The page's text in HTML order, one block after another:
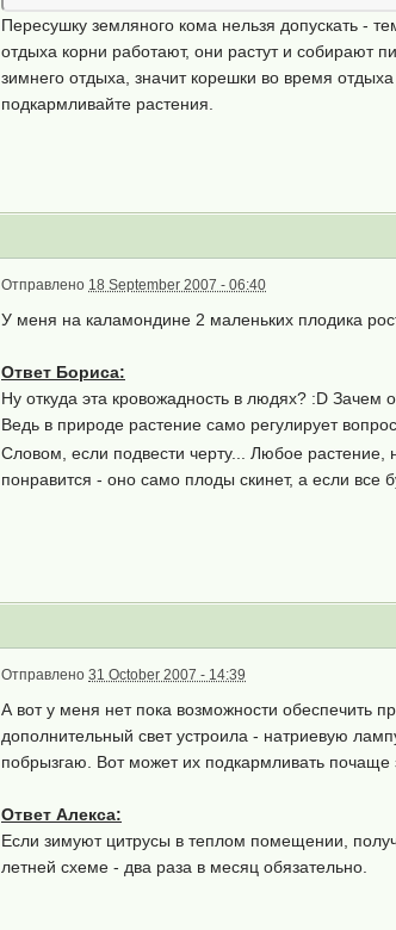
Пересушку земляного кома нельзя допускать -
отдыха корни работают, они растут и собирают
зимнего отдыха, значит корешки во время
подкармливайте растения.
Отправлено 18 September 2007 - 06:40
У меня на каламондине 2 маленьких плодика
Ответ Бориса:
Ну откуда эта кровожадность в людях? :D
Ведь в природе растение само регулирует
Словом, если подвести черту... Любое
понравится - оно само плоды скинет, а если все
Отправлено 31 October 2007 - 14:39
А вот у меня нет пока возможности обеспечить
дополнительный свет устроила - натриевую
побрызгаю. Вот может их подкармливать почаще
Ответ Алекса:
Если зимуют цитрусы в теплом помещении,
летней схеме - два раза в месяц обязательно.